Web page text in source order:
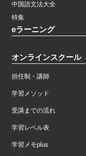
中国語文法大全
特集
eラーニング
オンラインスクール
担任制・講師
学習メソッド
受講までの流れ
学習レベル表
学習メモplus